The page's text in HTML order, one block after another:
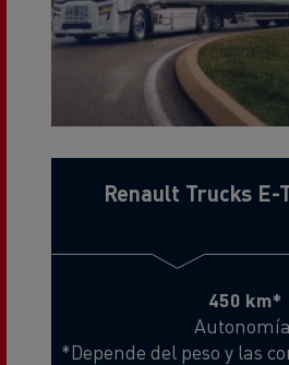
Renault Trucks E-
450 km*
Autonomía
*Depende del peso y las